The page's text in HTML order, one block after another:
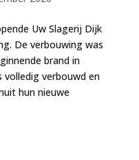
Uw Slagerij Dijk
De verbouwing was
brand in
verbouwd en
hun nieuwe